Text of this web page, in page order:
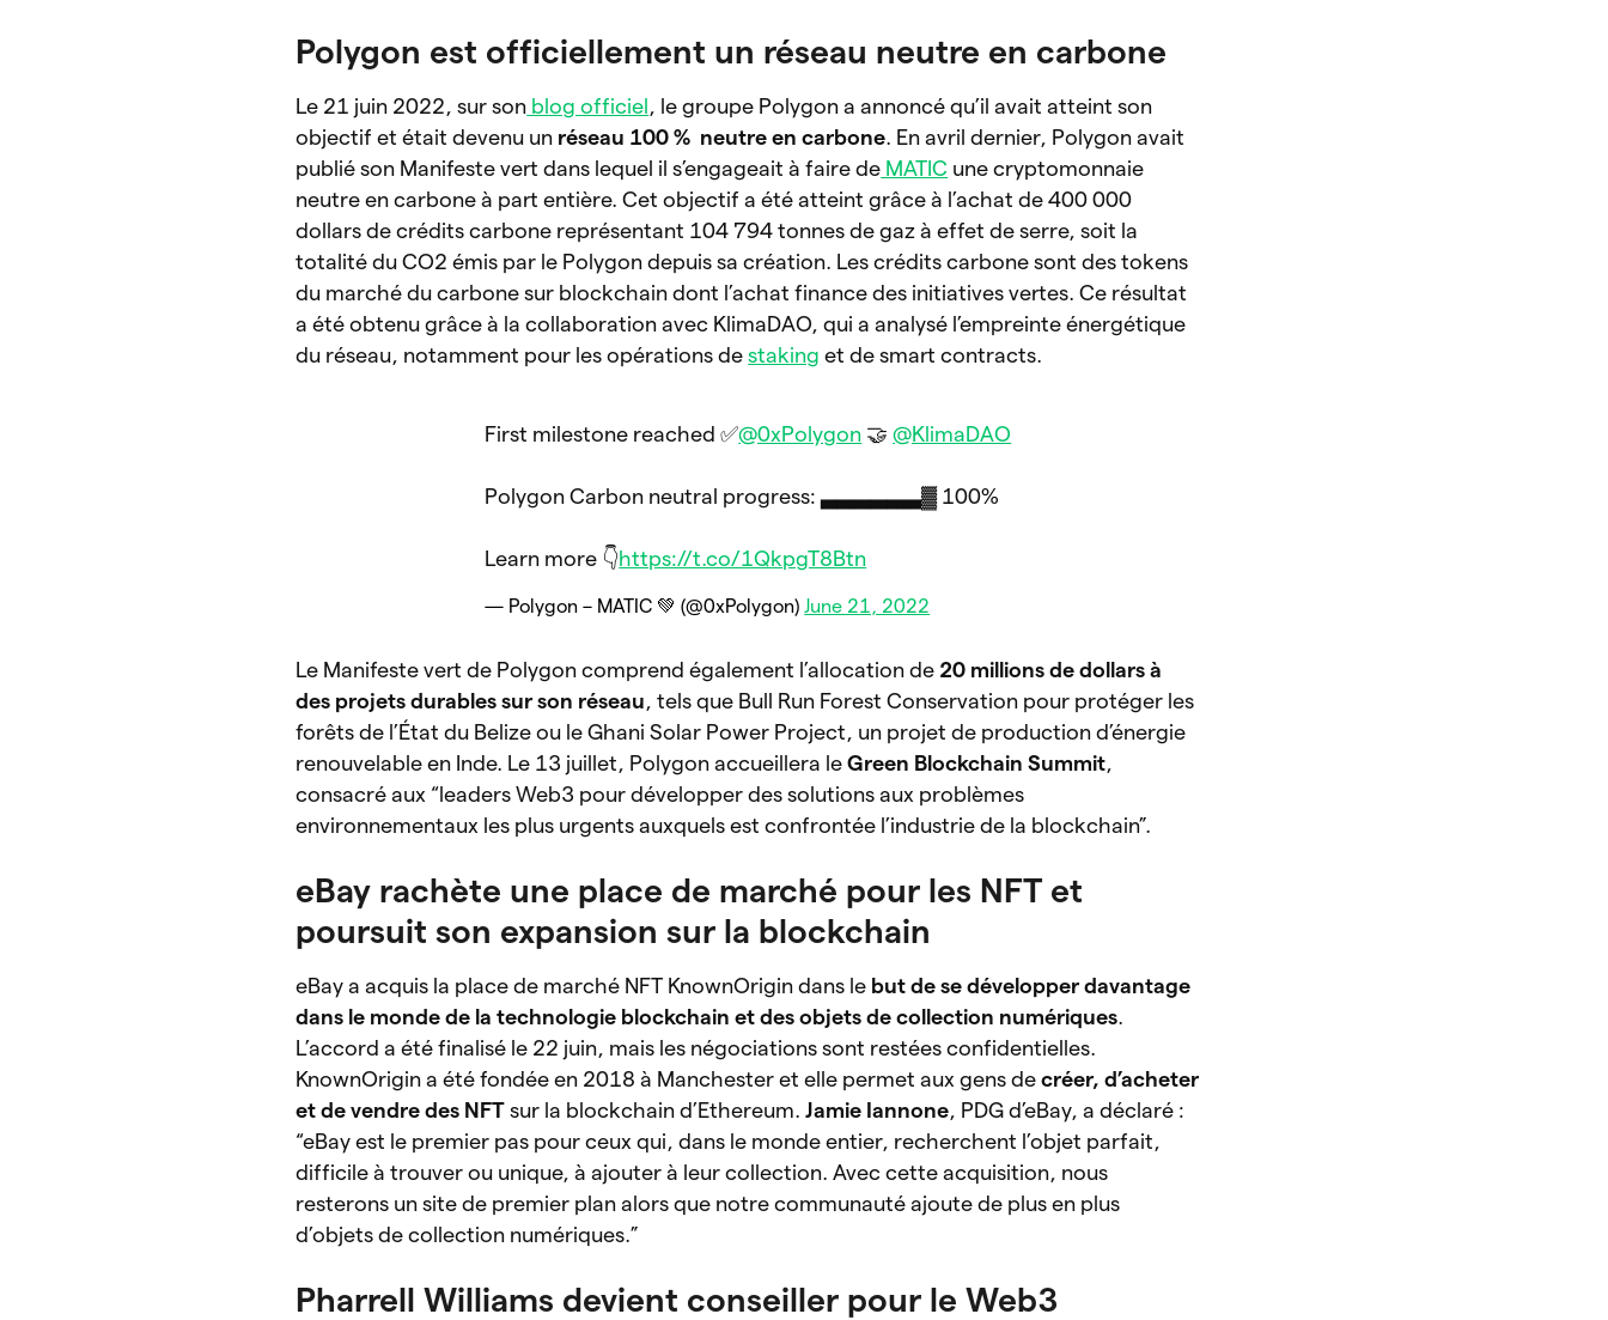
Polygon est officiellement un réseau neutre en carbone
Le 21 juin 2022, sur son blog officiel , le groupe Polygon a annoncé qu’il avait atteint son
objectif et était devenu un réseau 100 % neutre en carbone. En avril dernier, Polygon avait
publié son Manifeste vert dans lequel il s’engageait à faire de MATIC une cryptomonnaie
neutre en carbone à part entière. Cet objectif a été atteint grâce à l’achat de 400 000
dollars de crédits carbone représentant 104 794 tonnes de gaz à effet de serre, soit la
totalité du CO2 émis par le Polygon depuis sa création. Les crédits carbone sont des tokens
du marché du carbone sur blockchain dont l’achat finance des initiatives vertes. Ce résultat
a été obtenu grâce à la collaboration avec KlimaDAO, qui a analysé l’empreinte énergétique
du réseau, notamment pour les opérations destaking et de smart contracts.
First milestone reached ✅@0xPolygon 🤝@KlimaDAO
Polygon Carbon neutral progress: ▃▃▃▃▃▃▓ 100%
Learn more 👇https://t.co/1QkpgT8Btn
— Polygon – MATIC 💚 (@0xPolygon)June 21, 2022
Le Manifeste vert de Polygon comprend également l’allocation de 20 millions de dollars à
des projets durables sur son réseau, tels que Bull Run Forest Conservation pour protéger les
forêts de l’État du Belize ou le Ghani Solar Power Project, un projet de production d’énergie
renouvelable en Inde. Le 13 juillet, Polygon accueillera leGreen Blockchain Summit,
consacré aux “leaders Web3 pour développer des solutions aux problèmes
environnementaux les plus urgents auxquels est confrontée l’industrie de la blockchain”.
eBay rachète une place de marché pour les NFT et
poursuit son expansion sur la blockchain
eBay a acquis la place de marché NFT KnownOrigin dans le but de se développer davantage
dans le monde de la technologie blockchain et des objets de collection numériques.
L’accord a été finalisé le 22 juin, mais les négociations sont restées confidentielles.
KnownOrigin a été fondée en 2018 à Manchester et elle permet aux gens decréer, d’acheter
et de vendre des NFTsur la blockchain d’Ethereum.Jamie Iannone, PDG d’eBay, a déclaré :
“eBay est le premier pas pour ceux qui, dans le monde entier, recherchent l’objet parfait,
difficile à trouver ou unique, à ajouter à leur collection. Avec cette acquisition, nous
resterons un site de premier plan alors que notre communauté ajoute de plus en plus
d’objets de collection numériques.”
Pharrell Williams devient conseiller pour le Web3